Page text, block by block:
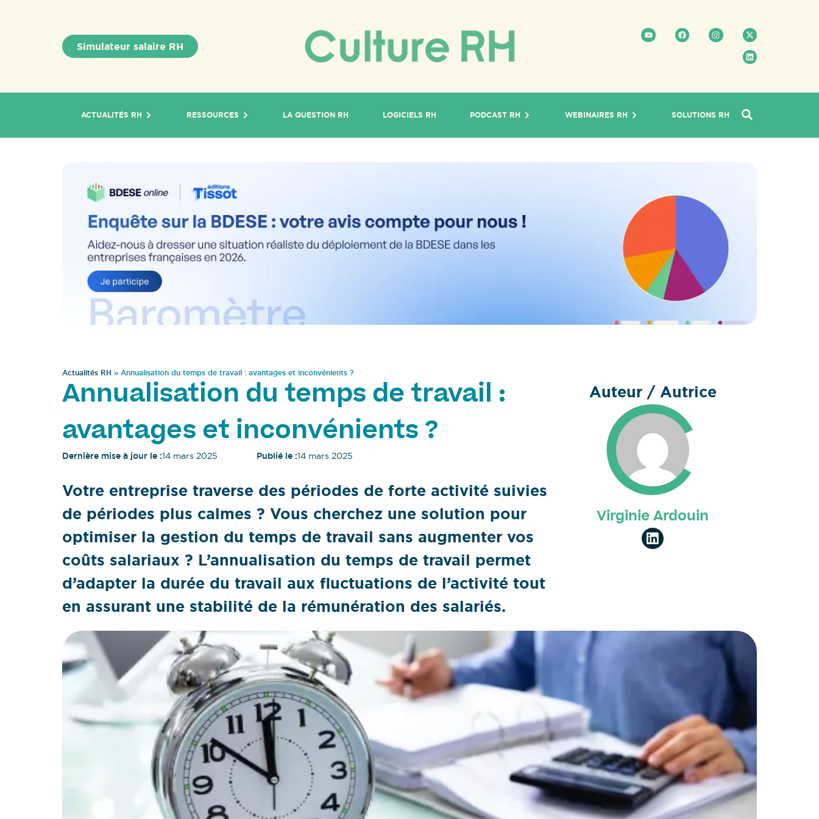
Simulateur salaire RH
ACTUALITÉS RH RESSOURCES LA QUESTION RH LOGICIELS RH PODCAST RH WEBINAIRES RH SOLUTIONS RH
Actualités RH » Annualisation du temps de travail : avantages et inconvénients ?
Annualisation du temps de travail :
avantages et inconvénients ?
Dernière mise à jour le :14 mars 2025 Publié le :14 mars 2025
Votre entreprise traverse des périodes de forte activité suivies
de périodes plus calmes ? Vous cherchez une solution pour
optimiser la gestion du temps de travail sans augmenter vos
coûts salariaux ? L’annualisation du temps de travail permet
d’adapter la durée du travail aux fluctuations de l’activité tout
en assurant une stabilité de la rémunération des salariés.
Auteur / Autrice
Virginie Ardouin